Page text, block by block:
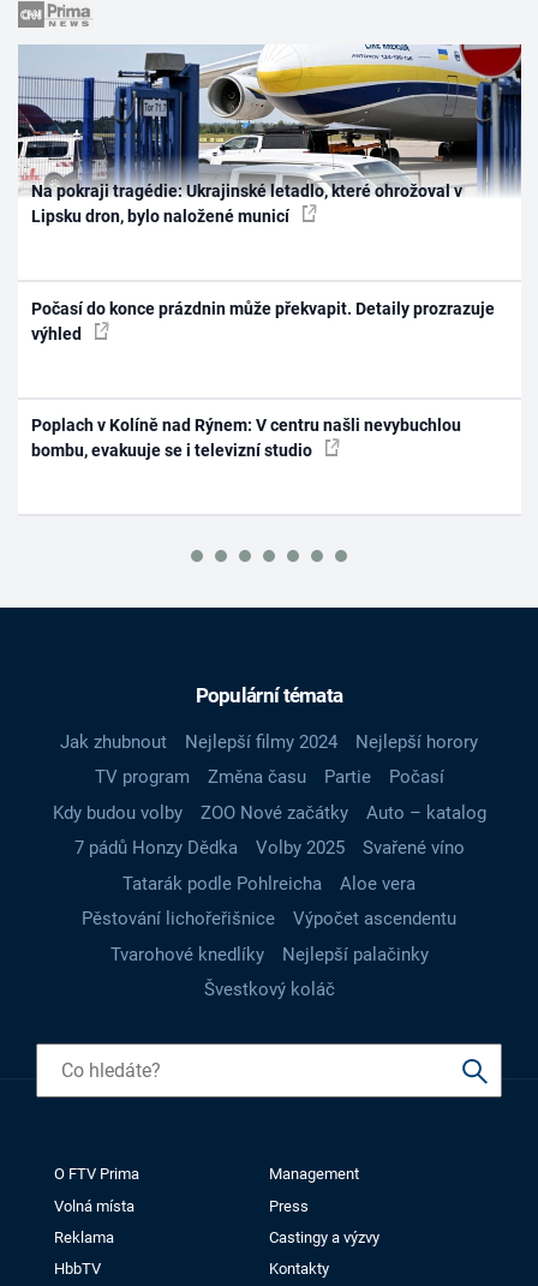
Na pokraji tragédie: Ukrajinské letadlo, které ohrožoval v
Lipsku dron, bylo naložené municí
Počasí do konce prázdnin může překvapit. Detaily prozrazuje
výhled
Poplach v Kolíně nad Rýnem: V centru našli nevybuchlou
bombu, evakuuje se i televizní studio
Populární témata
Jak zhubnout Nejlepší filmy 2024
Nejlepší horory
TV program
Změna času Partie
Počasí
Kdy budou volby
ZOO Nové začátky
Auto – katalog
7 pádů Honzy Dědka
Volby 2025
Svařené víno
Tatarák podle Pohlreicha
Aloe vera
Pěstování lichořeřišnice
Výpočet ascendentu
Tvarohové knedlíky
Nejlepší palačinky
Švestkový koláč
O FTV Prima
Management
Volná místa
Press
Reklama
Castingy a výzvy
HbbTV
Kontakty